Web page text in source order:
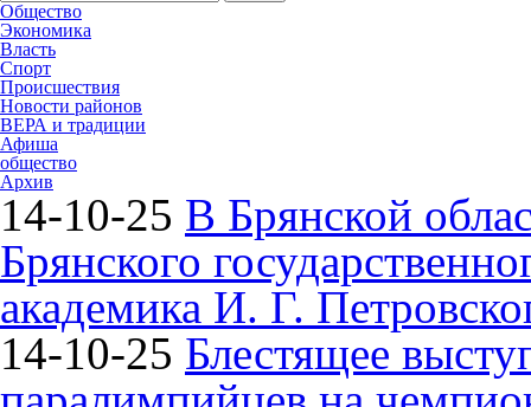
Общество
Экономика
Власть
Спорт
Происшествия
Новости районов
ВЕРА и традиции
Афиша
общество
Архив
14-10-25 В Брянской
Брянского
академика И. Г.
14-10-25 Блестящее